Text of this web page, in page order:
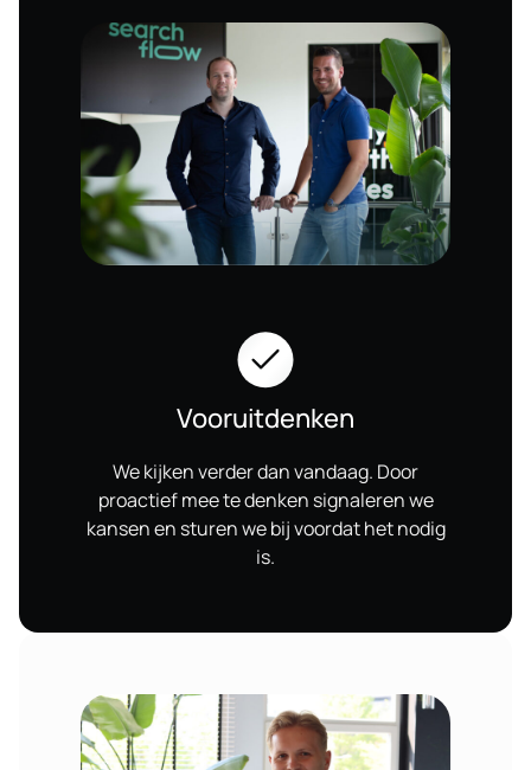
Vooruitdenken
We kijken verder dan vandaag. Door
proactief mee te denken signaleren we
kansen en sturen we bij voordat het nodig
is.